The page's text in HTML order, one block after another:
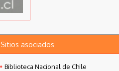
Sitios asociados
Biblioteca Nacional de Chile